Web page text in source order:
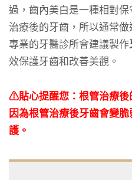
過，齒內美白是一種相對
治療後的牙齒，所以通常
專業的牙醫診所會建議製作
效保護牙齒和改善美觀。
⚠貼心提醒您：根管治療後
因為根管治療後牙齒會變
護。